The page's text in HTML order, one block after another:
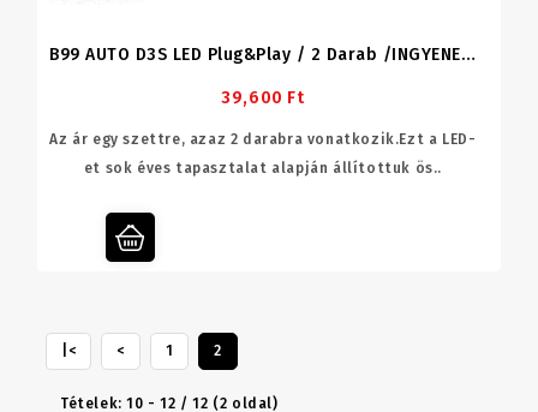
B99 AUTO D3S LED Plug&play / 2 Darab /INGYENES SZÁLLÍTÁS
39,600 Ft
Az ár egy szettre, azaz 2 darabra vonatkozik.Ezt a LED-
et sok éves tapasztalat alapján állítottuk ös..
|< < 1 2
Tételek: 10 - 12 / 12 (2 oldal)